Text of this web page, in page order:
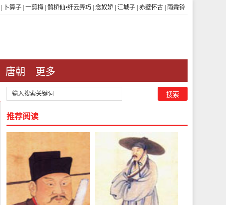
卜算子 一剪梅 鹊桥仙•纤云弄巧 念奴娇 江城子 赤壁怀古 雨霖铃
唐朝 更多
推荐阅读